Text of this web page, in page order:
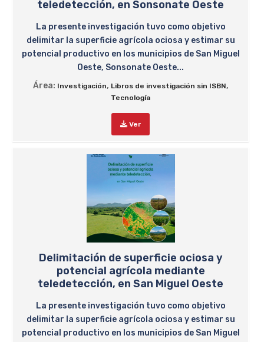
teledetección, en Sonsonate Oeste
La presente investigación tuvo como objetivo
delimitar la superficie agrícola ociosa y estimar su
potencial productivo en los municipios de San Miguel
Oeste, Sonsonate Oeste...
Área: Investigación, Libros de investigación sin ISBN,
Tecnología
Ver
Delimitación de superficie ociosa y
potencial agrícola mediante
teledetección, en San Miguel Oeste
La presente investigación tuvo como objetivo
delimitar la superficie agrícola ociosa y estimar su
potencial productivo en los municipios de San Miguel